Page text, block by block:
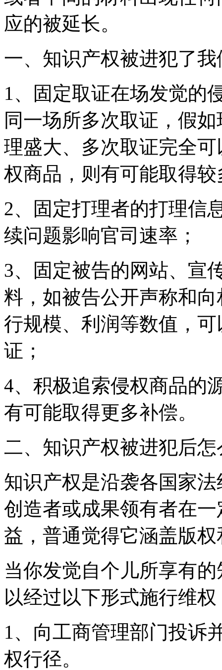
应的被延长。
一、知识产权被进犯了
1、固定取证在场发觉的
同一场所多次取证，假
理盛大、多次取证完全
权商品，则有可能取得
2、固定打理者的打理信
续问题影响官司速率；
3、固定被告的网站、宣
料，如被告公开声称和
行规模、利润等数值，
证；
4、积极追索侵权商品的
有可能取得更多补偿。
二、知识产权被进犯后
知识产权是沿袭各国家
创造者或成果领有者在
益，普通觉得它涵盖版
当你发觉自个儿所享有
以经过以下形式施行维权
1、向工商管理部门投诉
权行径。